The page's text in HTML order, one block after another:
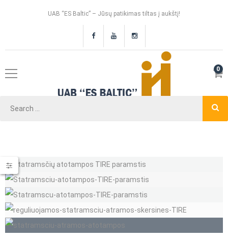
UAB “ES Baltic” – Jūsų patikimas tiltas į aukštį!
0